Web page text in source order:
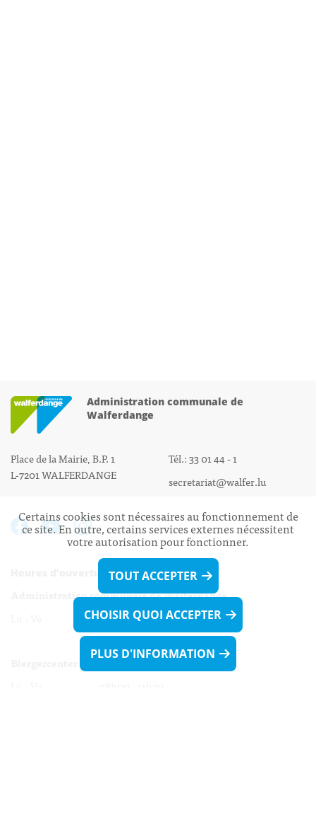
Administration communale de
Walferdange
Place de la Mairie, B.P. 1
L-7201 WALFERDANGE
Tél.: 33 01 44 - 1
secretariat@walfer.lu
Heures d’ouverture:
Administration communale de Walferdange
Lu - Ve 08h00 - 11h30
13h30 - 16h00
Certains cookies sont nécessaires au fonctionnement de
ce site. En outre, certains services externes nécessitent
votre autorisation pour fonctionner.
TOUT ACCEPTER
CHOISIR QUOI ACCEPTER
PLUS D'INFORMATION